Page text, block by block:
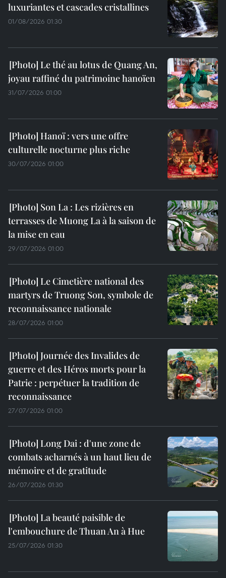
luxuriantes et cascades cristallines
01/08/2026 01:30
Le thé au lotus de Quang An,
joyau raffiné du patrimoine hanoïen
31/07/2026 01:00
Hanoï : vers une offre
culturelle nocturne plus riche
30/07/2026 01:00
Son La : Les rizières en
terrasses de Muong La à la saison de
la mise en eau
29/07/2026 01:00
Le Cimetière national des
martyrs de Truong Son, symbole de
reconnaissance nationale
28/07/2026 01:00
Journée des Invalides de
guerre et des Héros morts pour la
Patrie : perpétuer la tradition de
reconnaissance
27/07/2026 01:00
Long Dai : d'une zone de
combats acharnés à un haut lieu de
mémoire et de gratitude
26/07/2026 01:30
La beauté paisible de
l'embouchure de Thuan An à Hue
25/07/2026 01:30